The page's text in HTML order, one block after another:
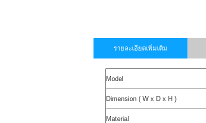
รายละเอียดเพิ่มเติม
Model
Dimension ( W x D x H )
Material